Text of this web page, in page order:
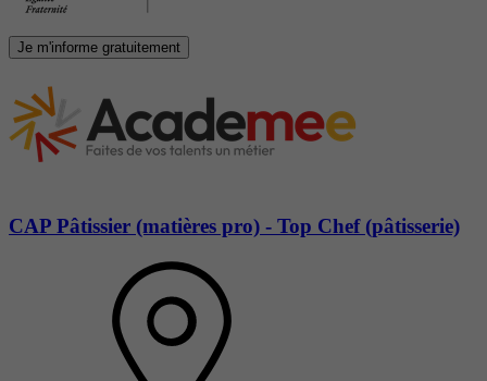
Je m'informe gratuitement
CAP Pâtissier (matières pro) - Top Chef (pâtisserie)